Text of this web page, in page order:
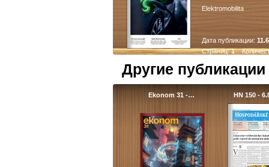
Elektromobilita
Дата публикации:
Страниц:1
Другие публикации
Ekonom 31 -… HN 150 -